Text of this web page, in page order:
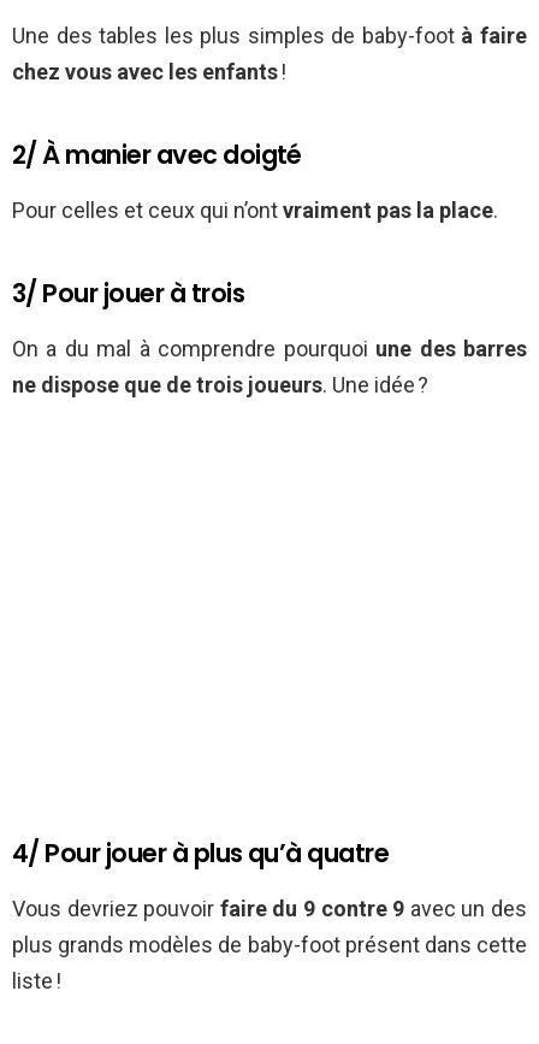
Une des tables les plus simples de baby-foot à faire
chez vous avec les enfants!
2/ À manier avec doigté
Pour celles et ceux qui n’ontvraiment pas la place.
3/ Pour jouer à trois
On a du mal à comprendre pourquoi une des barres
ne dispose que de trois joueurs. Une idée ?
4/ Pour jouer à plus qu’à quatre
Vous devriez pouvoir faire du 9 contre 9 avec un des
plus grands modèles de baby-foot présent dans cette
liste !